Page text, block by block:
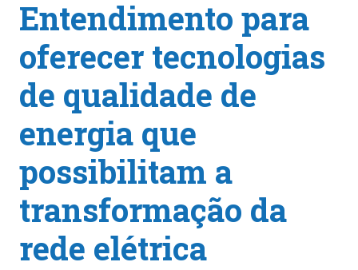
Entendimento para
oferecer tecnologias
de qualidade de
energia que
possibilitam a
transformação da
rede elétrica